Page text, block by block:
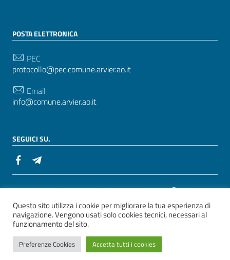
POSTA ELETTRONICA
PEC
protocollo@pec.comune.arvier.ao.it
Email
info@comune.arvier.ao.it
SEGUICI SU.
Sezione Link Utili
Whistelblowing | Dichiarazione accessibilità
| Tema
grafico ItaliaWP2 | Basato sul Prototipo per siti PA di
AgID
ver. 2
Questo sito utilizza i cookie per migliorare la tua esperienza di
navigazione. Vengono usati solo cookies tecnici, necessari al
funzionamento del sito.
Preferenze Cookies Accetta tutti i cookies